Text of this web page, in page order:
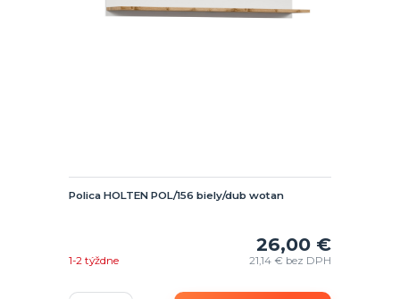
Polica HOLTEN POL/156 biely/dub wotan
26,00 €
21,14 € bez DPH
1-2 týždne